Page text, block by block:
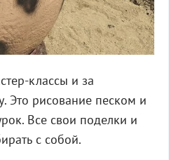
классы и за
Это рисование песком и
Все свои поделки и
с собой.